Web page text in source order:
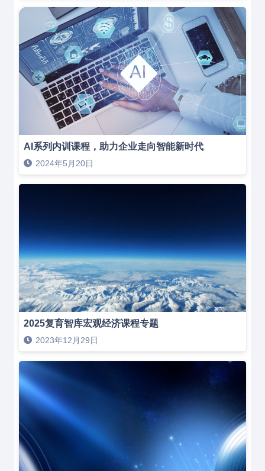
AI系列内训课程，助力企业走向智能新时代
2024年5月20日
2025复育智库宏观经济课程专题
2023年12月29日